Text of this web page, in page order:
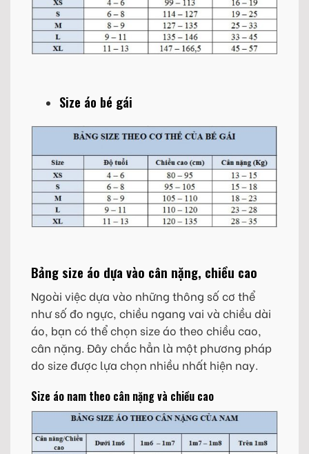
Size áo bé gái
Bảng size áo dựa vào cân nặng, chiều cao
Ngoài việc dựa vào những thông số cơ thể
như số đo ngực, chiều ngang vai và chiều dài
áo, bạn có thể chọn size áo theo chiều cao,
cân nặng. Đây chắc hẳn là một phương pháp
do size được lựa chọn nhiều nhất hiện nay.
Size áo nam theo cân nặng và chiều cao